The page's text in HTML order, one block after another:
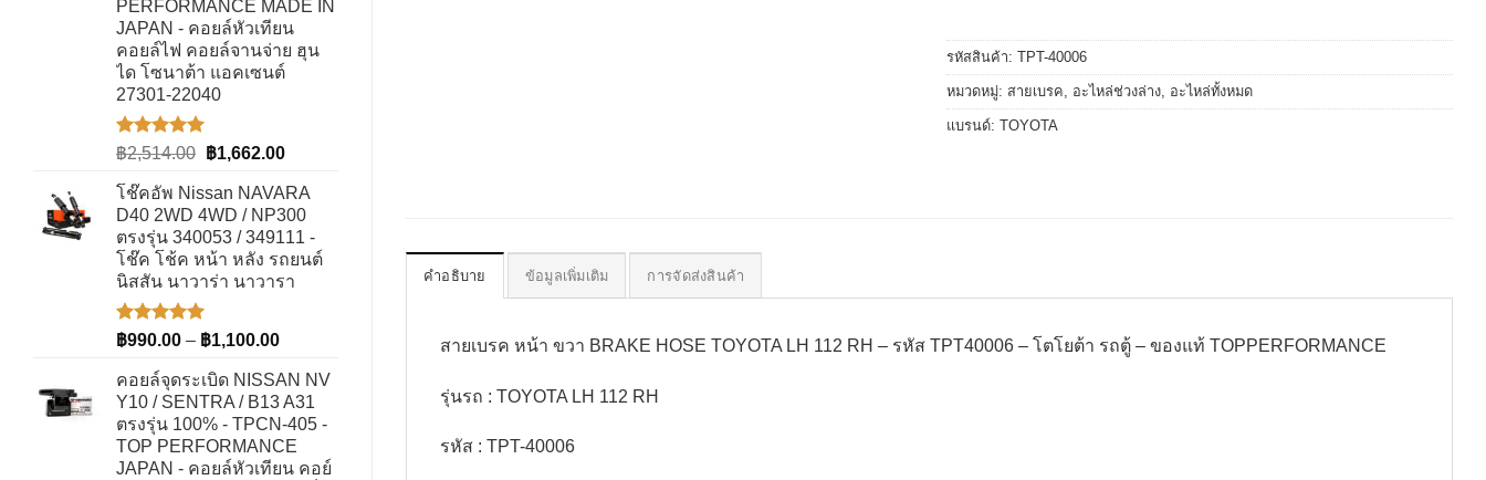
PERFORMANCE MADE IN
JAPAN - คอยล์หัวเทียน
คอยล์ไฟ คอยล์จานจ่าย ฮุน
ได โซนาต้า แอคเซนต์
27301-22040
ให้คะแนน
1-5
คะแนน
฿2,514.00 Original
was:
฿2,514.00.
฿1,662.00Current
is:
฿1,662.00.
โช๊คอัพ Nissan NAVARA
D40 2WD 4WD / NP300
ตรงรุ่น 340053 / 349111 -
โช๊ค โช้ค หน้า หลัง รถยนต์
นิสสัน นาวาร่า นาวารา
ให้คะแนน
1-5
คะแนน
฿990.00 – ฿1,100.00Price
฿990.00
through
฿1,100.00
คอยล์จุดระเบิด NISSAN NV
Y10 / SENTRA / B13 A31
ตรงรุ่น 100% - TPCN-405 -
TOP PERFORMANCE
JAPAN - คอยล์หัวเทียน คอย์
รหัสสินค้า: TPT-40006
หมวดหมู่: สายเบรค อะไหล่ช่วงล่าง, อะไหล่ทั้งหมด
แบรนด์: TOYOTA
คำอธิบาย ข้อมูลเพิ่มเติม การจัดส่งสินค้า
สายเบรค หน้า ขวา BRAKE HOSE TOYOTA LH 112 RH – รหัส TPT40006 – โตโยต้า รถตู้ – ของแท้ TOPPERFORMANCE
รุ่นรถ : TOYOTA LH 112 RH
รหัส : TPT-40006